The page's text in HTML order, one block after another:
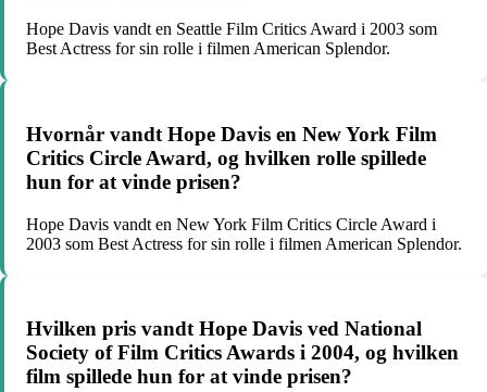
Hope Davis vandt en Seattle Film Critics Award i 2003 som
Best Actress for sin rolle i filmen American Splendor.
Hvornår vandt Hope Davis en New York Film
Critics Circle Award, og hvilken rolle spillede
hun for at vinde prisen?
Hope Davis vandt en New York Film Critics Circle Award i
2003 som Best Actress for sin rolle i filmen American Splendor.
Hvilken pris vandt Hope Davis ved National
Society of Film Critics Awards i 2004, og hvilken
film spillede hun for at vinde prisen?